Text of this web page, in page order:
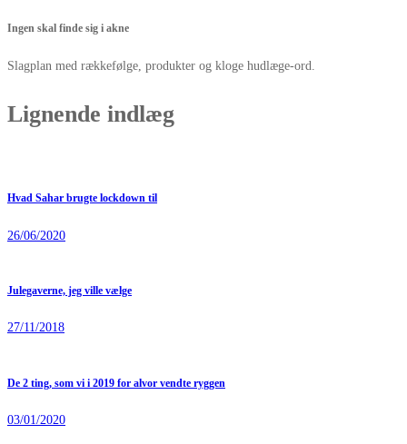
Ingen skal finde sig i akne
Slagplan med rækkefølge, produkter og kloge hudlæge-ord.
Lignende indlæg
Hvad Sahar brugte lockdown til
26/06/2020
Julegaverne, jeg ville vælge
27/11/2018
De 2 ting, som vi i 2019 for alvor vendte ryggen
03/01/2020